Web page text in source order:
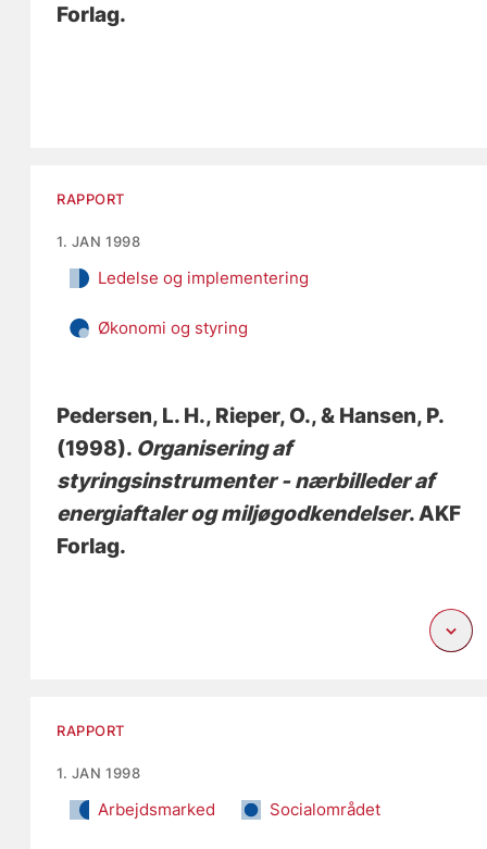
Forlag.
RAPPORT
1. JAN 1998
Ledelse og implementering
Økonomi og styring
Pedersen, L. H., Rieper, O., & Hansen, P.
(1998). Organisering af
styringsinstrumenter - nærbilleder af
energiaftaler og miljøgodkendelser. AKF
Forlag.
RAPPORT
1. JAN 1998
Arbejdsmarked Socialområdet